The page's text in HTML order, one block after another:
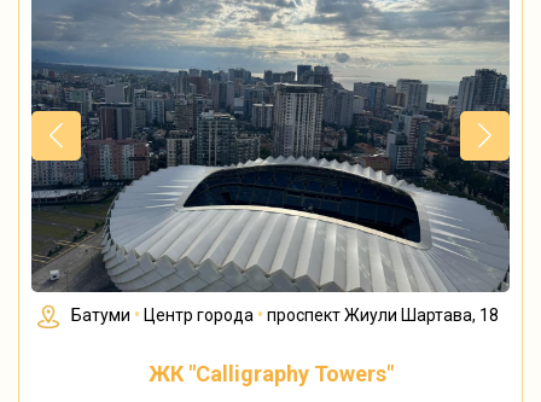
Батуми • Центр города • проспект Жиули Шартава, 18
ЖК "Calligraphy Towers"